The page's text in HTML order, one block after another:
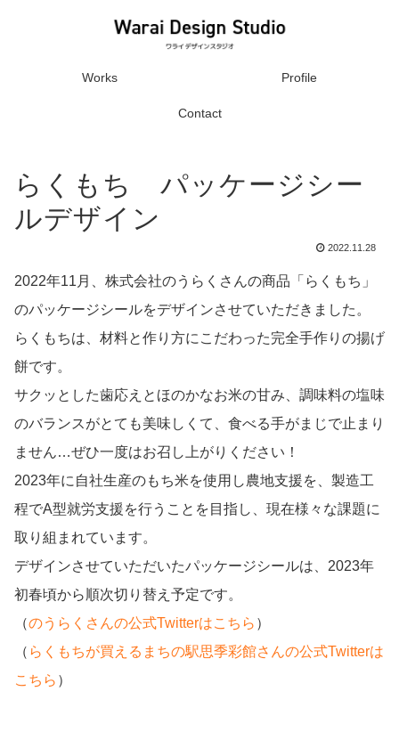
Works Profile
Contact
らくもち パッケージシー
ルデザイン
2022.11.28
2022年11月、株式会社のうらくさんの商品「らくもち」
のパッケージシールをデザインさせていただきました。
らくもちは、材料と作り方にこだわった完全手作りの揚げ
餅です。
サクッとした歯応えとほのかなお米の甘み、調味料の塩味
のバランスがとても美味しくて、食べる手がまじで止まり
ません…ぜひ一度はお召し上がりください！
2023年に自社生産のもち米を使用し農地支援を、製造工
程でA型就労支援を行うことを目指し、現在様々な課題に
取り組まれています。
デザインさせていただいたパッケージシールは、2023年
初春頃から順次切り替え予定です。
（のうらくさんの公式Twitterはこちら ）
（ らくもちが買えるまちの駅思季彩館さんの公式Twitterは
こちら ）